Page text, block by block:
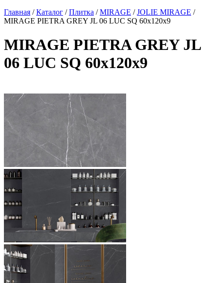
Главная /Каталог /Плитка /MIRAGE /JOLIE MIRAGE /
MIRAGE PIETRA GREY JL 06 LUC SQ 60х120х9
MIRAGE PIETRA GREY JL
06 LUC SQ 60х120х9